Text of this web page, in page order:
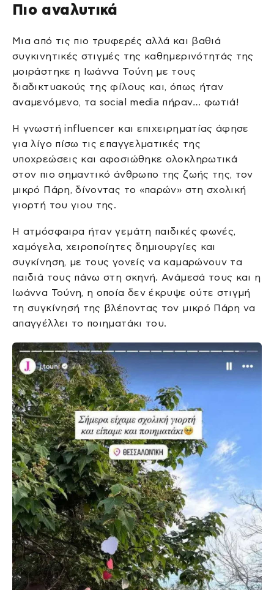
Πιο αναλυτικά
Μια από τις πιο τρυφερές αλλά και βαθιά
συγκινητικές στιγμές της καθημερινότητάς της
μοιράστηκε η Ιωάννα Τούνη με τους
διαδικτυακούς της φίλους και, όπως ήταν
αναμενόμενο, τα social media πήραν… φωτιά!
Η γνωστή influencer και επιχειρηματίας άφησε
για λίγο πίσω τις επαγγελματικές της
υποχρεώσεις και αφοσιώθηκε ολοκληρωτικά
στον πιο σημαντικό άνθρωπο της ζωής της, τον
μικρό Πάρη, δίνοντας το «παρών» στη σχολική
γιορτή του γιου της.
Η ατμόσφαιρα ήταν γεμάτη παιδικές φωνές,
χαμόγελα, χειροποίητες δημιουργίες και
συγκίνηση, με τους γονείς να καμαρώνουν τα
παιδιά τους πάνω στη σκηνή. Ανάμεσά τους και η
Ιωάννα Τούνη, η οποία δεν έκρυψε ούτε στιγμή
τη συγκίνησή της βλέποντας τον μικρό Πάρη να
απαγγέλλει το ποιηματάκι του.